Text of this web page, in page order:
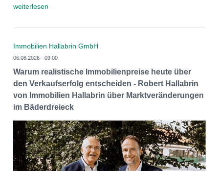
weiterlesen
Immobilien Hallabrin GmbH
06.08.2026 - 09:00
Warum realistische Immobilienpreise heute über
den Verkaufserfolg entscheiden - Robert Hallabrin
von Immobilien Hallabrin über Marktveränderungen
im Bäderdreieck